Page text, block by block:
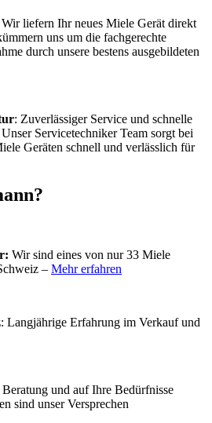
Wir liefern Ihr neues Miele Gerät direkt
uns um die fachgerechte
durch unsere bestens ausgebildeten
: Zuverlässiger Service und schnelle
Servicetechniker Team sorgt bei
Geräten schnell und verlässlich für
Wir sind eines von nur 33 Miele
– Mehr erfahren
: Langjährige Erfahrung im Verkauf und
Beratung und auf Ihre Bedürfnisse
sind unser Versprechen